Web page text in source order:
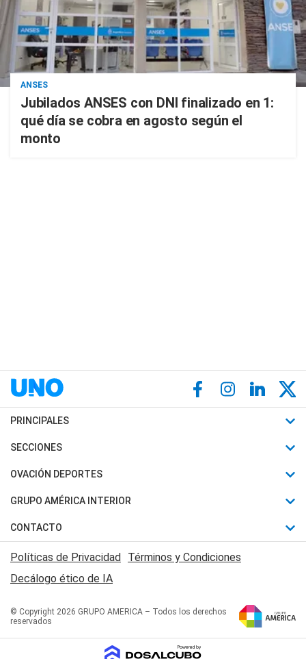
ANSES
Jubilados ANSES con DNI finalizado en 1:
qué día se cobra en agosto según el
monto
PRINCIPALES
Últimas Noticias
Política
Judiciales
Economia
SECCIONES
Horóscopo
Motores
Trucos caseros
Series y Películas
Edictos y Solicitadas
OVACIÓN DEPORTES
Fútbol
Mundial
Automovilismo
Rugby
Básquet
GRUPO AMÉRICA INTERIOR
Canal 7 en Vivo
San Juan 8
CONTACTO
Acerca de Nosotros
Contactanos
Políticas de Privacidad Términos y Condiciones
Decálogo ético de IA
© Copyright 2026 GRUPO AMERICA – Todos los derechos
reservados